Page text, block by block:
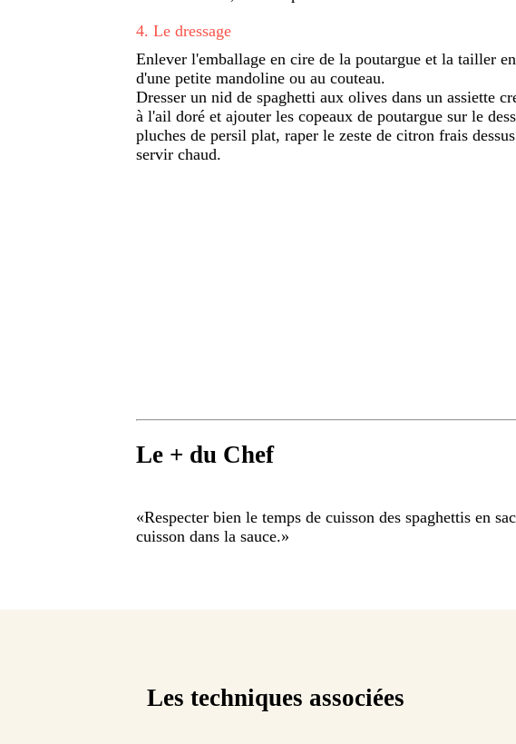
4. Le dressage
Enlever l'emballage en cire de la poutargue et la tailler
d'une petite mandoline ou au couteau.
Dresser un nid de spaghetti aux olives dans un assiette
à l'ail doré et ajouter les copeaux de poutargue sur le
pluches de persil plat, raper le zeste de citron frais
servir chaud.
Le + du Chef
«Respecter bien le temps de cuisson des spaghettis en
cuisson dans la sauce.»
Les techniques associées